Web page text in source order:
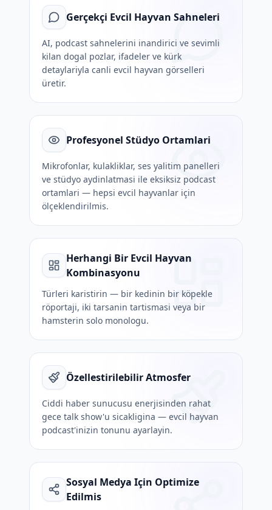
Gerçekçi Evcil Hayvan Sahneleri
AI, podcast sahnelerini inandirici ve sevimli
kilan dogal pozlar, ifadeler ve kürk
detaylariyla canli evcil hayvan görselleri
üretir.
Profesyonel Stüdyo Ortamlari
Mikrofonlar, kulakliklar, ses yalitim panelleri
ve stüdyo aydinlatmasi ile eksiksiz podcast
ortamlari — hepsi evcil hayvanlar için
ölçeklendirilmis.
Herhangi Bir Evcil Hayvan
Kombinasyonu
Türleri karistirin — bir kedinin bir köpekle
röportaji, iki tarsanin tartismasi veya bir
hamsterin solo monologu.
Özellestirilebilir Atmosfer
Ciddi haber sunucusu enerjisinden rahat
gece talk show'u sicakligina — evcil hayvan
podcast'inizin tonunu ayarlayin.
Sosyal Medya Için Optimize
Edilmis